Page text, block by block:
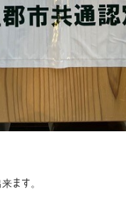
ます。